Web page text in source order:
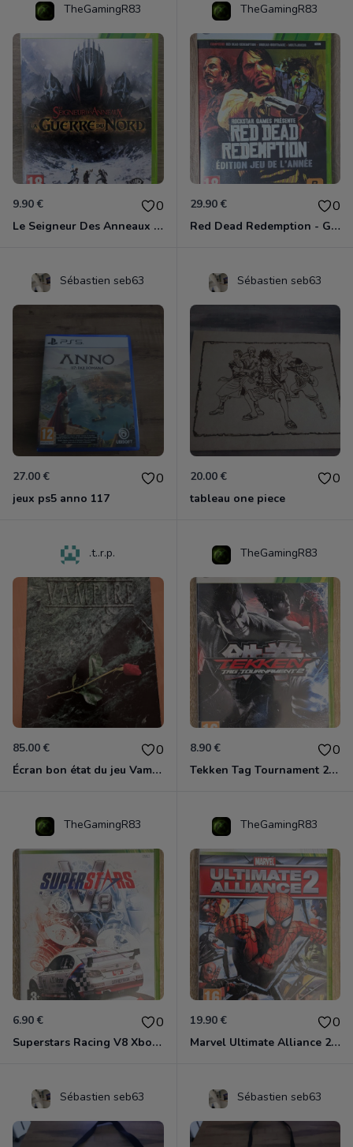
TheGamingR83
9.90 € 0
Le Seigneur Des Anneaux - La Guerre Du Nord Xbox 360
TheGamingR83
29.90 € 0
Red Dead Redemption - Game Of The Year Xbox 360
Sébastien seb63
27.00 € 0
jeux ps5 anno 117
Sébastien seb63
20.00 € 0
tableau one piece
.t..r.p.
85.00 € 0
Écran bon état du jeu Vampire et livre de règles « la mascarade » état d’usage
TheGamingR83
8.90 € 0
Tekken Tag Tournament 2 Xbox 360
TheGamingR83
6.90 € 0
Superstars Racing V8 Xbox 360
TheGamingR83
19.90 € 0
Marvel Ultimate Alliance 2 Xbox 360
Sébastien seb63 Sébastien seb63